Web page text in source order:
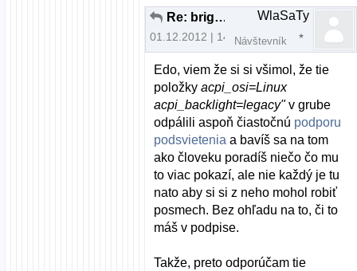
Re: brightness fedora nefunkcne fn klavesy
01.12.2012 | 14:48
WlaSaTy
Návštevník
Edo, viem že si si všimol, že tie
položkyacpi_osi=Linux
acpi_backlight=legacy"v grube
odpálili aspoň čiastočnú podporu
podsvietenia a bavíš sa na tom
ako človeku poradíš niečo čo mu
to viac pokazí, ale nie každý je tu
nato aby si si z neho mohol robiť
posmech. Bez ohľadu na to, či to
máš v podpise.
Takže, preto odporúčam tie